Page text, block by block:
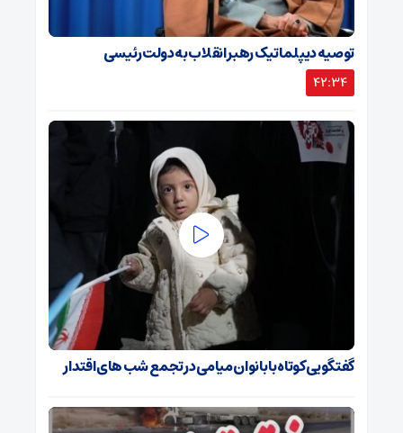
توصیه دیپلماتیک رهبر انقلاب به دولت رئیسی
42:34
گفتگویی کوتاه با بانوان میامی در تجمع شب های اقتدار